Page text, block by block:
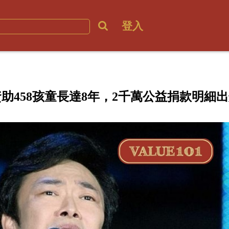
登入
458孩童長達8年，2千萬公益捐款明細